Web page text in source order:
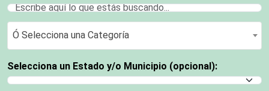
Ó Selecciona una Categoría
Ó Selecciona una Categoría
Selecciona un Estado y/o Municipio (opcional):
Selecciona un Estado